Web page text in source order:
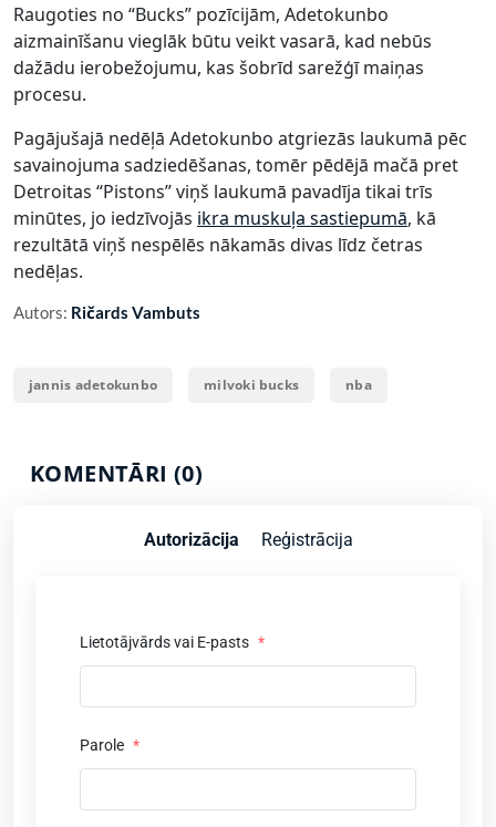
Raugoties no “Bucks” pozīcijām, Adetokunbo
aizmainīšanu vieglāk būtu veikt vasarā, kad nebūs
dažādu ierobežojumu, kas šobrīd sarežģī maiņas
procesu.
Pagājušajā nedēļā Adetokunbo atgriezās laukumā pēc
savainojuma sadziedēšanas, tomēr pēdējā mačā pret
Detroitas “Pistons” viņš laukumā pavadīja tikai trīs
minūtes, jo iedzīvojās ikra muskuļa sastiepumā, kā
rezultātā viņš nespēlēs nākamās divas līdz četras
nedēļas.
Autors: Ričards Vambuts
jannis adetokunbo milvoki bucks nba
KOMENTĀRI (0)
Autorizācija Reģistrācija
Lietotājvārds vai E-pasts *
Parole *